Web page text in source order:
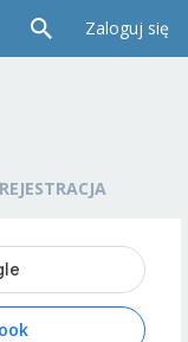
Zaloguj się
REJESTRACJA